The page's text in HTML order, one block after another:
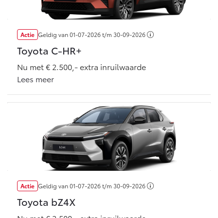
bZ4X
BATTERIJ-ELEKTRISCH
bZ4X Touring
BATTERIJ-ELEKTRISCH
Vanaf € 48.995,-
WATERSTOF-ELEKTRISCH
Proace City (excl. BTW)
OOK ALS BATTERIJ-
ELEKTRISCH
Connected check
Navigatie updates
Actie Geldig van01-07-2026t/m 30-09-2026
Toyota C-HR+
Nu met € 2.500,- extra inruilwaarde
Lees meer
Actie Geldig van01-07-2026t/m 30-09-2026
Toyota bZ4X